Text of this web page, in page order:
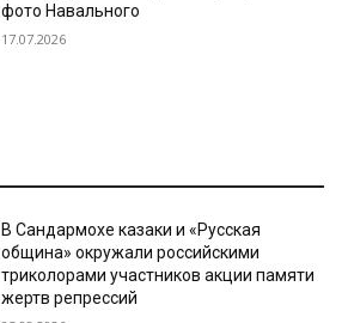
фото Навального
17.07.2026
В Сандармохе казаки и «Русская
община» окружали российскими
триколорами участников акции памяти
жертв репрессий